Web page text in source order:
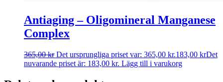
Antiaging – Oligomineral Manganese
Complex
365,00kr Det ursprungliga priset var: 365,00 kr.183,00 krDet
nuvarande priset är: 183,00 kr. Lägg till i varukorg